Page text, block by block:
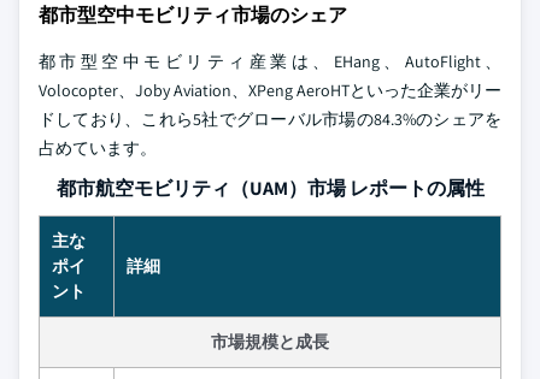
都市型空中モビリティ市場のシェア
都市型空中モビリティ産業は、EHang、AutoFlight、
Volocopter、Joby Aviation、XPeng AeroHTといった企業がリー
ドしており、これら5社でグローバル市場の84.3%のシェアを
占めています。
都市航空モビリティ（UAM）市場 レポートの属性
主な
ポイ
ント
詳細
市場規模と成長